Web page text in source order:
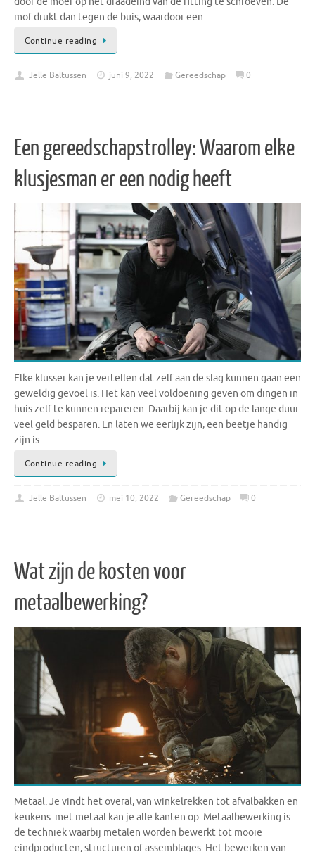
mof drukt dan tegen de buis, waardoor een…
Continue reading
Jelle Baltussen juni 9, 2022 Gereedschap 0
Een gereedschapstrolley: Waarom elke
klusjesman er een nodig heeft
Elke klusser kan je vertellen dat zelf aan de slag kunnen gaan een
geweldig gevoel is. Het kan veel voldoening geven om dingen in
huis zelf te kunnen repareren. Daarbij kan je dit op de lange duur
veel geld besparen. En laten we eerlijk zijn, een beetje handig
zijn is…
Continue reading
Jelle Baltussen mei 10, 2022 Gereedschap 0
Wat zijn de kosten voor
metaalbewerking?
Metaal. Je vindt het overal, van winkelrekken tot afvalbakken en
keukens: met metaal kan je alle kanten op. Metaalbewerking is
de techniek waarbij metalen worden bewerkt tot mooie
eindproducten, structuren of assemblages. Het bewerken van